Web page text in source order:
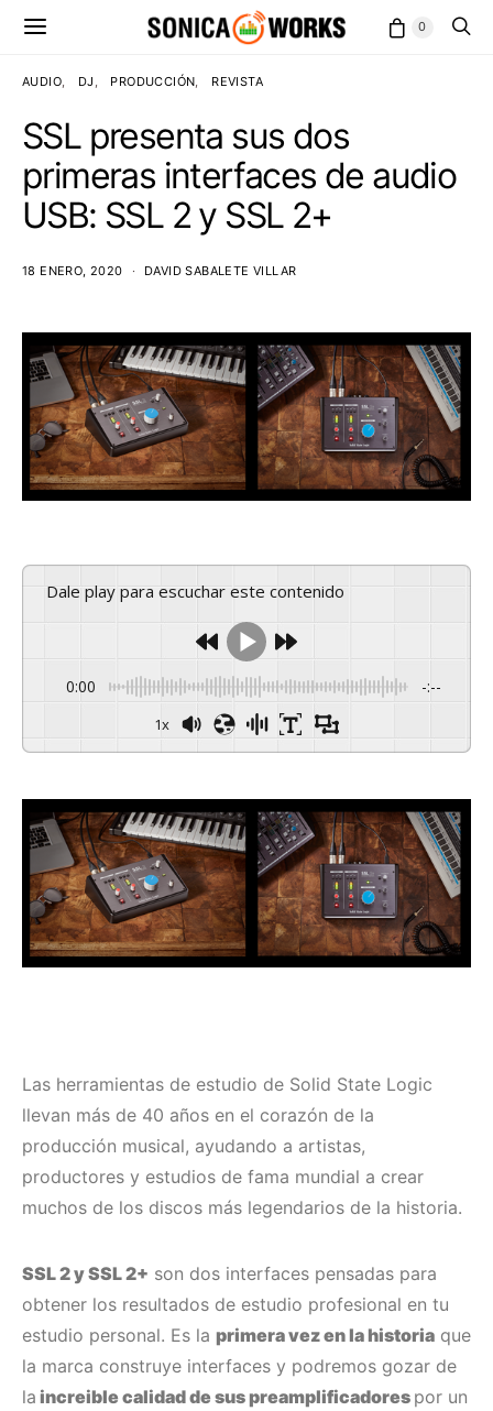
0
AUDIO DJ PRODUCCIÓN REVISTA
SSL presenta sus dos
primeras interfaces de audio
USB: SSL 2 y SSL 2+
18 ENERO, 2020 DAVID SABALETE VILLAR
Dale play para escuchar este contenido
0:00 -:--
1x
Las herramientas de estudio de Solid State Logic
llevan más de 40 años en el corazón de la
producción musical, ayudando a artistas,
productores y estudios de fama mundial a crear
muchos de los discos más legendarios de la historia.
SSL 2 y SSL 2+ son dos interfaces pensadas para
obtener los resultados de estudio profesional en tu
estudio personal. Es la primera vez en la historia que
la marca construye interfaces y podremos gozar de
la increible calidad de sus preamplificadores por un